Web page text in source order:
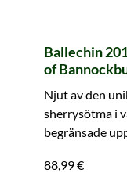
Ballechin
of
Njut av den
sherrysötma i
begränsade
88,99 €